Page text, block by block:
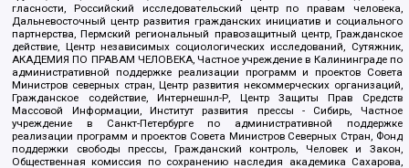
гласности, Российский исследовательский центр по правам человека,
Дальневосточный центр развития гражданских инициатив и социального
партнерства, Пермский региональный правозащитный центр, Гражданское
действие, Центр независимых социологических исследований, Сутяжник,
АКАДЕМИЯ ПО ПРАВАМ ЧЕЛОВЕКА, Частное учреждение в Калининграде по
административной поддержке реализации программ и проектов Совета
Министров северных стран, Центр развития некоммерческих организаций,
Гражданское содействие, Интернешнл-Р, Центр Защиты Прав Средств
Массовой Информации, Институт развития прессы - Сибирь, Частное
учреждение в Санкт-Петербурге по административной поддержке
реализации программ и проектов Совета Министров Северных Стран, Фонд
поддержки свободы прессы, Гражданский контроль, Человек и Закон,
Общественная комиссия по сохранению наследия академика Сахарова,